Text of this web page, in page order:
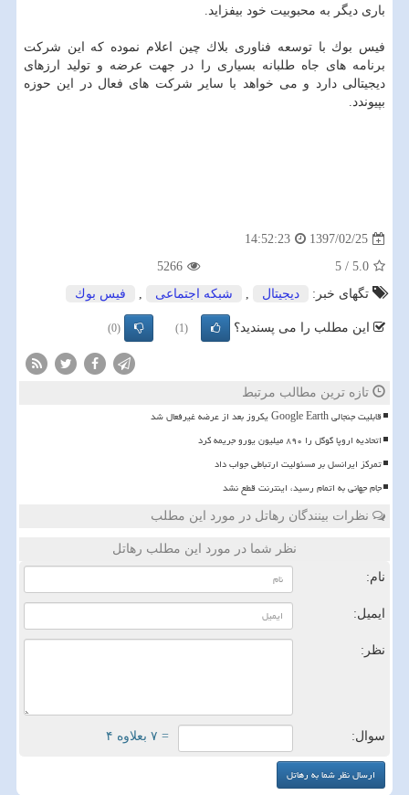
باری دیگر به محبوبیت خود بیفزاید.
فیس بوك با توسعه فناوری بلاك چین اعلام نموده كه این شركت
برنامه های جاه طلبانه بسیاری را در جهت عرضه و تولید ارزهای
دیجیتالی دارد و می خواهد با سایر شركت های فعال در این حوزه
بپیوندد.
1397/02/25
14:52:23
5.0
/
5
5266
تگهای خبر:
دیجیتال , شبكه اجتماعی , فیس بوك
این مطلب را می پسندید؟ (1)
(0)
تازه ترین مطالب مرتبط
قابلیت جنجالی Google Earth یکروز بعد از عرضه غیرفعال شد
اتحادیه اروپا گوگل را ۸۹۰ میلیون یورو جریمه کرد
تمرکز ایرانسل بر مسئولیت ارتباطی جواب داد
️جام جهانی به اتمام رسید، اینترنت قطع نشد
نظرات بینندگان رهاتل در مورد این مطلب
نظر شما در مورد این مطلب رهاتل
نام:
ایمیل:
نظر:
سوال: = ۷ بعلاوه ۴